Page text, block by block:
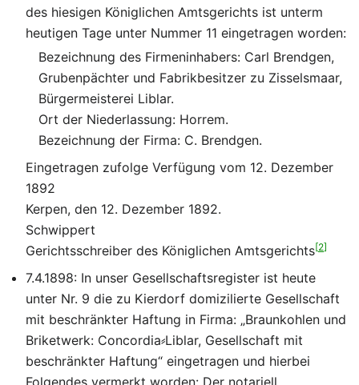
des hiesigen Königlichen Amtsgerichts ist unterm
heutigen Tage unter Nummer 11 eingetragen worden:
Bezeichnung des Firmeninhabers: Carl Brendgen,
Grubenpächter und Fabrikbesitzer zu Zisselsmaar,
Bürgermeisterei Liblar.
Ort der Niederlassung: Horrem.
Bezeichnung der Firma: C. Brendgen.
Eingetragen zufolge Verfügung vom 12. Dezember
1892
Kerpen, den 12. Dezember 1892.
Schwippert
Gerichtsschreiber des Königlichen Amtsgerichts[2]
7.4.1898: In unser Gesellschaftsregister ist heute
unter Nr. 9 die zu Kierdorf domizilierte Gesellschaft
mit beschränkter Haftung in Firma: „Braunkohlen und
Briketwerk: Concordia⸗Liblar, Gesellschaft mit
beschränkter Haftung“ eingetragen und hierbei
Folgendes vermerkt worden: Der notariell